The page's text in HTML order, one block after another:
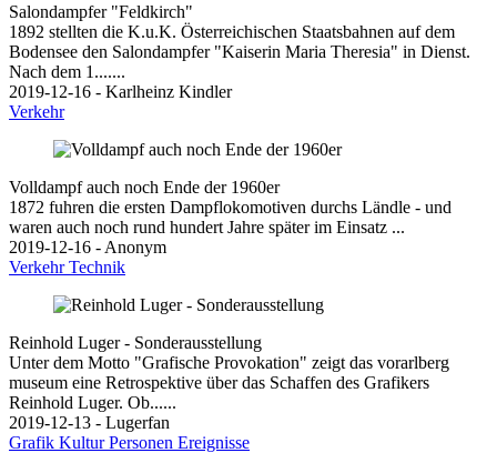
Salondampfer "Feldkirch"
1892 stellten die K.u.K. Österreichischen Staatsbahnen auf dem
Bodensee den Salondampfer "Kaiserin Maria Theresia" in Dienst.
Nach dem 1.......
2019-12-16 - Karlheinz Kindler
Verkehr
Volldampf auch noch Ende der 1960er
1872 fuhren die ersten Dampflokomotiven durchs Ländle - und
waren auch noch rund hundert Jahre später im Einsatz ...
2019-12-16 - Anonym
VerkehrTechnik
Reinhold Luger - Sonderausstellung
Unter dem Motto "Grafische Provokation" zeigt das vorarlberg
museum eine Retrospektive über das Schaffen des Grafikers
Reinhold Luger. Ob......
2019-12-13 - Lugerfan
Grafik KulturPersonen Ereignisse